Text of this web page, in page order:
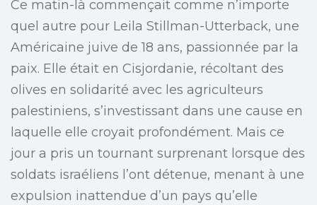
Ce matin-là commençait comme n’importe
quel autre pour Leila Stillman-Utterback, une
Américaine juive de 18 ans, passionnée par la
paix. Elle était en Cisjordanie, récoltant des
olives en solidarité avec les agriculteurs
palestiniens, s’investissant dans une cause en
laquelle elle croyait profondément. Mais ce
jour a pris un tournant surprenant lorsque des
soldats israéliens l’ont détenue, menant à une
expulsion inattendue d’un pays qu’elle